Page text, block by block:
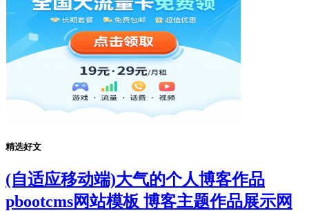
精选好文
(自适应移动端)大气的个人博客作品
pbootcms网站模板 博客主题作品展示网